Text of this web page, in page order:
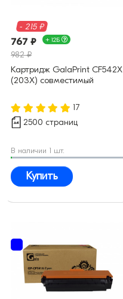
- 215 ₽
767 ₽ + 12Б
982 ₽
Картридж GalaPrint CF542X
(203X) совместимый
17
2500 страниц
В наличии 1 шт.
Купить